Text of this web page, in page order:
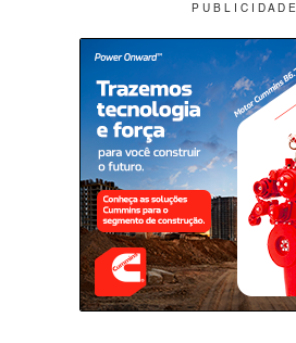
P U B L I C I D A D E